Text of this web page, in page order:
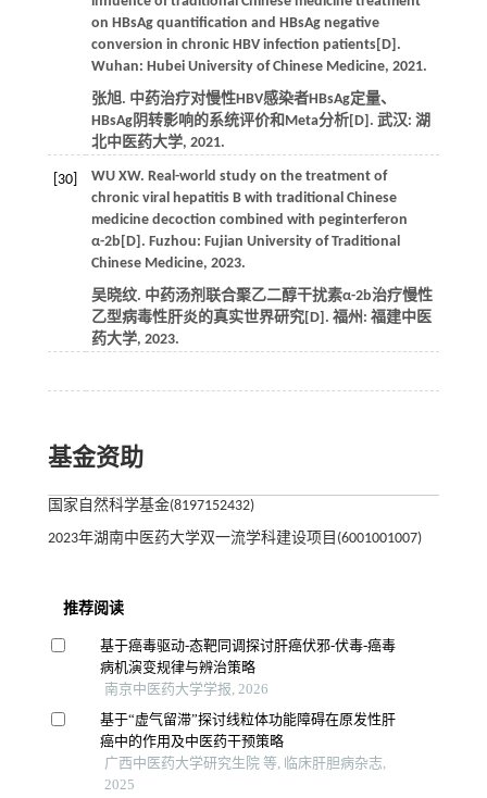
on HBsAg quantification and HBsAg negative
conversion in chronic HBV infection patients[D].
Wuhan: Hubei University of Chinese Medicine, 2021.
张旭. 中药治疗对慢性HBV感染者HBsAg定量、
HBsAg阴转影响的系统评价和Meta分析[D]. 武汉: 湖
北中医药大学, 2021.
[30] WU XW. Real-world study on the treatment of
chronic viral hepatitis B with traditional Chinese
medicine decoction combined with peginterferon
α-2b[D]. Fuzhou: Fujian University of Traditional
Chinese Medicine, 2023.
吴晓纹. 中药汤剂联合聚乙二醇干扰素α-2b治疗慢性
乙型病毒性肝炎的真实世界研究[D]. 福州: 福建中医
药大学, 2023.
基金资助
国家自然科学基金(8197152432)
2023年湖南中医药大学双一流学科建设项目(6001001007)